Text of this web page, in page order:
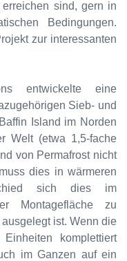
sind, gern in
Bedingungen.
zur interessanten
entwickelte eine
Sieb- und
Island im Norden
Welt (etwa 1,5-fache
von Permafrost nicht
dies in wärmeren
sich dies im
Montagefläche zu
ist. Wenn die
komplettiert
im Ganzen auf ein